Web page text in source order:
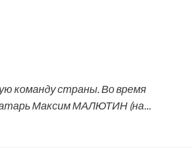
команду страны. Во время
Максим МАЛЮТИН (на...